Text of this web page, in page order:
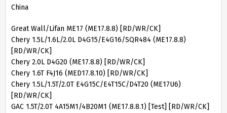
China
Great Wall/Lifan ME17 (ME17.8.8) [RD/WR/CK]
Chery 1.5L/1.6L/2.0L D4G15/E4G16/SQR484 (ME17.8.8)
[RD/WR/CK]
Chery 2.0L D4G20 (ME17.8.8) [RD/WR/CK]
Chery 1.6T F4J16 (MED17.8.10) [RD/WR/CK]
Chery 1.5L/1.5T/2.0T E4G15C/E4T15C/D4T20 (ME17U6)
[RD/WR/CK]
GAC 1.5T/2.0T 4A15M1/4B20M1 (ME17.8.8.1) [Test] [RD/WR/CK]